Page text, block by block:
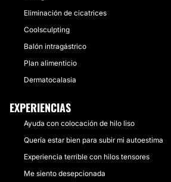
Eliminación de cicatrices
Coolsculpting
Balón intragástrico
Plan alimenticio
Dermatocalasia
EXPERIENCIAS
Ayuda con colocación de hilo liso
Quería estar bien para subir mi autoestima
Experiencia terrible con hilos tensores
Me siento desepcionada